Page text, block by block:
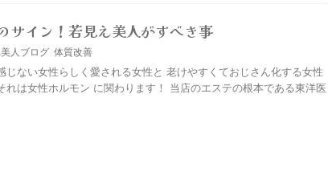
サイン！若見え美人がすべき事
人ブログ 体質改善
じない女性らしく愛される女性と 老けやすくておじさん化する女性
れは女性ホルモン に関わります！ 当店のエステの根本である東洋医